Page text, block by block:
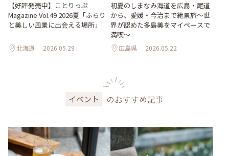
【好評発売中】ことりっぷ
Magazine Vol.49 2026夏「ふらり
と美しい風景に出会える場所」
北海道 2026.05.29
初夏のしまなみ海道を広島・尾道
から、愛媛・今治まで絶景旅〜世
界が認めた多島美をマイペースで
満喫〜
広島県 2026.05.22
イベント のおすすめ記事